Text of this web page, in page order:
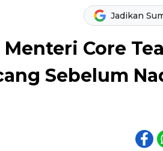
Jadikan
Core
Sebelum